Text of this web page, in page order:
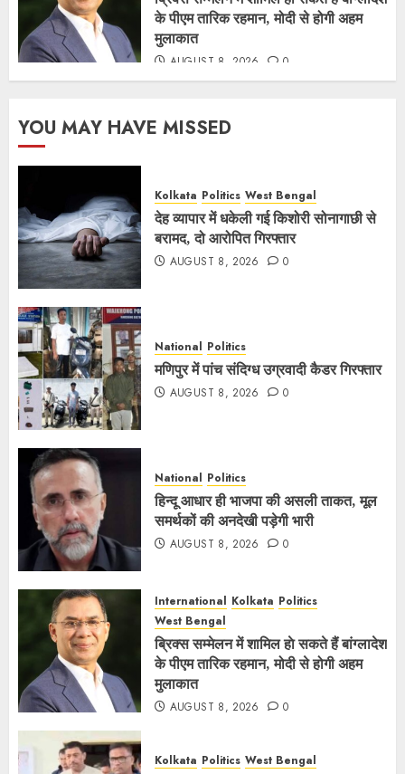
के पीएम तारिक रहमान, मोदी से होगी अहम
मुलाकात
AUGUST 8, 2026 0
YOU MAY HAVE MISSED
Kolkata Politics West Bengal
देह व्यापार में धकेली गई किशोरी सोनागाछी से
बरामद, दो आरोपित गिरफ्तार
AUGUST 8, 2026 0
National Politics
मणिपुर में पांच संदिग्ध उग्रवादी कैडर गिरफ्तार
AUGUST 8, 2026 0
National Politics
हिन्दू आधार ही भाजपा की असली ताकत, मूल
समर्थकों की अनदेखी पड़ेगी भारी
AUGUST 8, 2026 0
International Kolkata Politics
West Bengal
ब्रिक्स सम्मेलन में शामिल हाे सकते हैं बांग्लादेश
के पीएम तारिक रहमान, मोदी से होगी अहम
मुलाकात
AUGUST 8, 2026 0
Kolkata Politics West Bengal